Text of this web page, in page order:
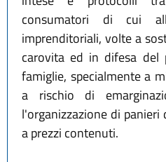
consumatori di cui
imprenditoriali, volte a
carovita ed in difesa del
famiglie, specialmente a
a rischio di
l'organizzazione di
a prezzi contenuti.